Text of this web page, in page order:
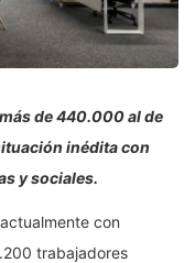
de 440.000 al de
inédita con
y sociales.
con
trabajadores